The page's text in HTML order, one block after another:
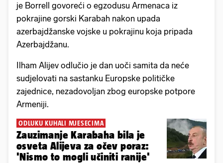
je Borrell govoreći o egzodusu Armenaca iz
pokrajine gorski Karabah nakon upada
azerbajdžanske vojske u pokrajinu koja pripada
Azerbajdžanu.
Ilham Alijev odlučio je dan uoči samita da neće
sudjelovati na sastanku Europske političke
zajednice, nezadovoljan zbog europske potpore
Armeniji.
ODLUKU KUHALI MJESECIMA
Zauzimanje Karabaha bila je
osveta Alijeva za očev poraz:
'Nismo to mogli učiniti ranije'